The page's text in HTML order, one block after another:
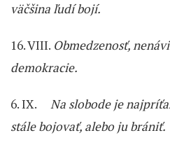
väčšina ľudí bojí.
16. VIII. Obmedzenosť,
demokracie.
6. IX. Na slobode je
stále bojovať, alebo ju brániť.